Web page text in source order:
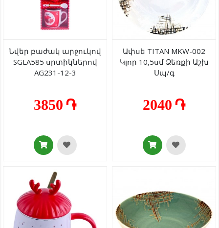
Նվեր բաժակ արջուկով
SGLA585 սրտիկներով
AG231-12-3
3850 ֏
Ափսե TITAN MKW-002
Կլոր 10,5սմ Ձեռքի Աշխ
Սպ/գ
2040 ֏